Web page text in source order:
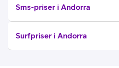
Sms-priser i Andorra
Surfpriser i Andorra